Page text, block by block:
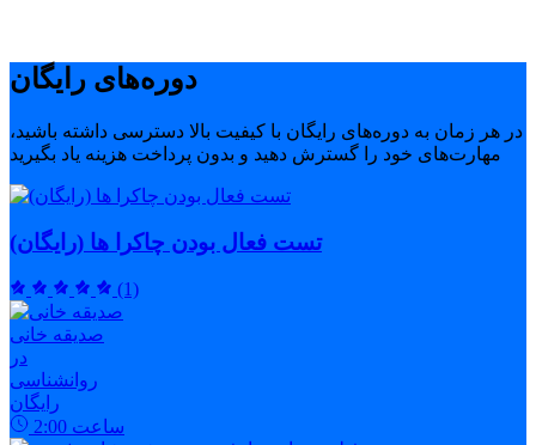
دوره‌های رایگان
در هر زمان به دوره‌های رایگان با کیفیت بالا دسترسی داشته باشید،
مهارت‌های خود را گسترش دهید و بدون پرداخت هزینه یاد بگیرید
تست فعال بودن چاکرا ها (رایگان)
(1)
صدیقه خانی
در
روانشناسی
رایگان
2:00 ساعت